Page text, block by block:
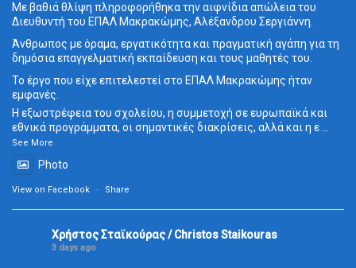
Με βαθιά θλίψη πληροφορήθηκα την αιφνίδια απώλεια του
Διευθυντή του ΕΠΑΛ Μακρακώμης, Αλέξανδρου Σεργιάννη.
Άνθρωπος με όραμα, εργατικότητα και πραγματική αγάπη για τη
δημόσια επαγγελματική εκπαίδευση και τους μαθητές του.
Το έργο που είχε επιτελεστεί στο ΕΠΑΛ Μακρακώμης ήταν
εμφανές.
Η εξωστρέφεια του σχολείου, η συμμετοχή σε ευρωπαϊκά και
εθνικά προγράμματα, οι σημαντικές διακρίσεις, αλλά και η ε...
See More
Photo
View on Facebook · Share
Χρήστος Σταϊκούρας / Christos Staikouras
3 days ago